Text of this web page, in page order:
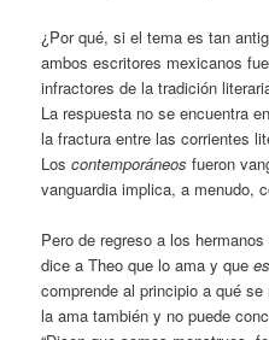
¿Por qué, si el tema es tan
ambos escritores mexicanos
infractores de la tradición
La respuesta no se encuentra
la fractura entre las corrientes
Loscontemporáneosfueron
vanguardia implica, a menudo,
Pero de regreso a los
dice a Theo que lo ama y que
comprende al principio a qué
la ama también y no puede